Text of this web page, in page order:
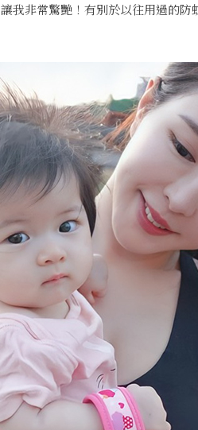
讓我非常驚艷！有別於以往用過的防